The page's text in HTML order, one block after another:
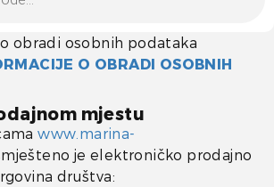
obradi osobnih podataka
O OBRADI OSOBNIH
mjestu
www.marina-
je elektroničko prodajno
društva: